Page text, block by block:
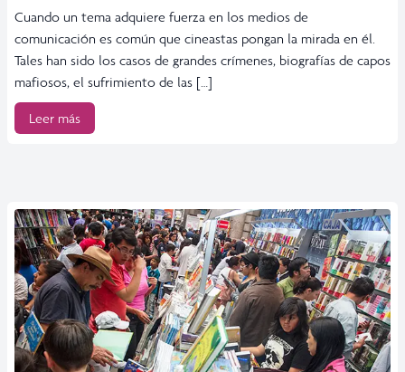
Cuando un tema adquiere fuerza en los medios de
comunicación es común que cineastas pongan la mirada en él.
Tales han sido los casos de grandes crímenes, biografías de capos
mafiosos, el sufrimiento de las […]
Leer más